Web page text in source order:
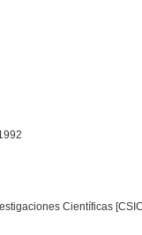
Científicas